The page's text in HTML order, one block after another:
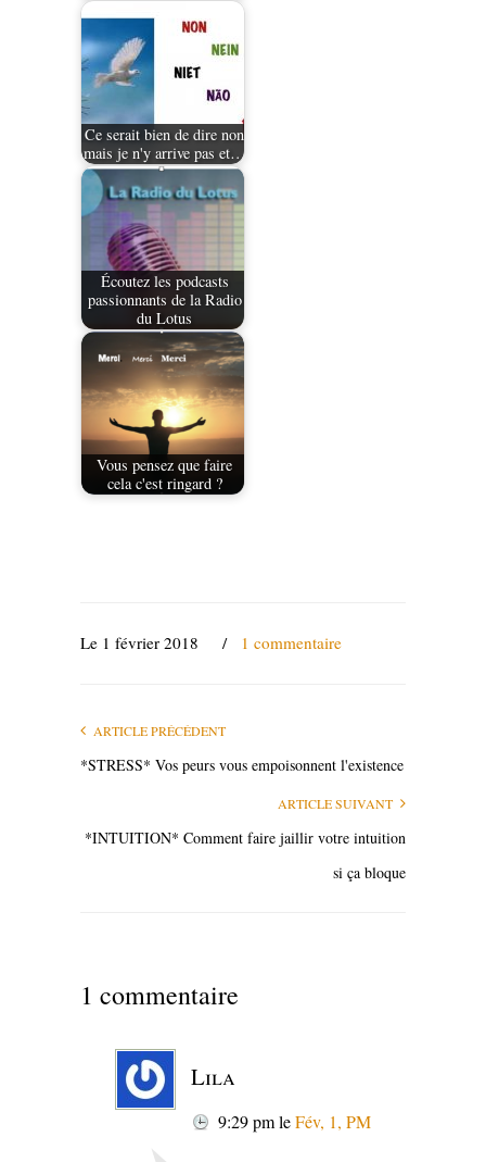
Ce serait bien de dire non
mais je n'y arrive pas et…
Écoutez les podcasts
passionnants de la Radio
du Lotus
Vous pensez que faire
cela c'est ringard ?
Le 1 février 2018 / 1 commentaire
ARTICLE PRÉCÉDENT
*STRESS* Vos peurs vous empoisonnent l'existence
ARTICLE SUIVANT
*INTUITION* Comment faire jaillir votre intuition
si ça bloque
1 commentaire
Lila
9:29 pmleFév, 1, PM